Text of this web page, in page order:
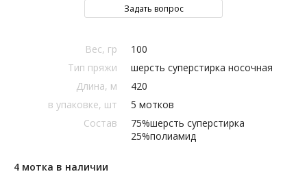
Задать вопрос
Вес, гр
100
Тип пряжи
шерсть суперстирка носочная
Длина, м
420
в упаковке, шт
5 мотков
Состав
75%шерсть суперстирка
25%полиамид
4 мотка в наличии